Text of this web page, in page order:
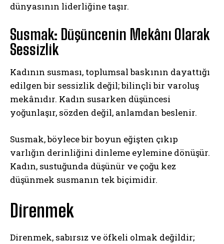
dünyasının liderliğine taşır.
Susmak: Düşüncenin Mekânı Olarak
Sessizlik
Kadının susması, toplumsal baskının dayattığı
edilgen bir sessizlik değil; bilinçli bir varoluş
mekânıdır. Kadın susarken düşüncesi
yoğunlaşır, sözden değil, anlamdan beslenir.
Susmak, böylece bir boyun eğişten çıkıp
varlığın derinliğini dinleme eylemine dönüşür.
Kadın, sustuğunda düşünür ve çoğu kez
düşünmek susmanın tek biçimidir.
Direnmek
Direnmek, sabırsız ve öfkeli olmak değildir;